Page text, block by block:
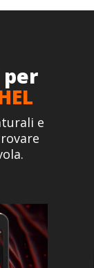
per
e